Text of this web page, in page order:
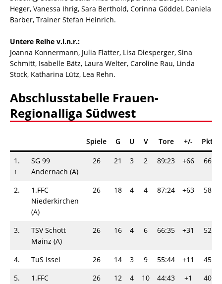
Heger, Vanessa Ihrig, Sara Berthold, Corinna Göddel, Daniela
Barber, Trainer Stefan Heinrich.
Untere Reihe v.l.n.r.:
Joanna Konnermann, Julia Flatter, Lisa Diesperger, Sina
Schmitt, Isabelle Bätz, Laura Welter, Caroline Rau, Linda
Stock, Katharina Lütz, Lea Rehn.
Abschlusstabelle Frauen-
Regionalliga Südwest
Spiele G U V Tore +/- Pkt
1.
↑
SG 99
Andernach (A)
26 21 3 2 89:23 +66 66
2.
1.FFC
Niederkirchen
(A)
26 18 4 4 87:24 +63 58
3.
TSV Schott
Mainz (A)
26 16 4 6 66:35 +31 52
4. TuS Issel 26 14 3 9 55:44 +11
45
5.
1.FFC
26 12 4 10 44:43 +1 40